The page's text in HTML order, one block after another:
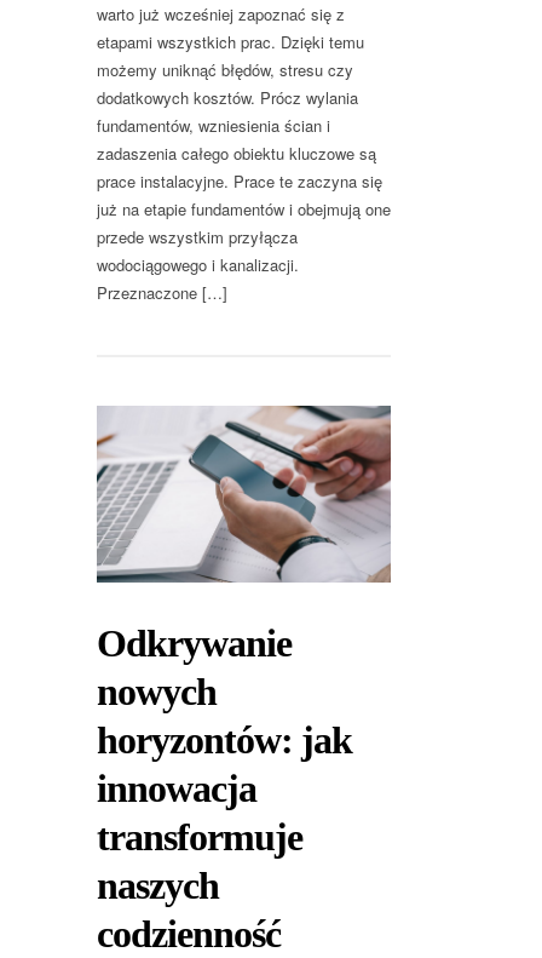
warto już wcześniej zapoznać się z
etapami wszystkich prac. Dzięki temu
możemy uniknąć błędów, stresu czy
dodatkowych kosztów. Prócz wylania
fundamentów, wzniesienia ścian i
zadaszenia całego obiektu kluczowe są
prace instalacyjne. Prace te zaczyna się
już na etapie fundamentów i obejmują one
przede wszystkim przyłącza
wodociągowego i kanalizacji.
Przeznaczone […]
Odkrywanie
nowych
horyzontów: jak
innowacja
transformuje
naszych
codzienność